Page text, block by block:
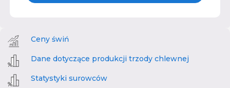
Ceny świń
Dane dotyczące produkcji trzody chlewnej
Statystyki surowców